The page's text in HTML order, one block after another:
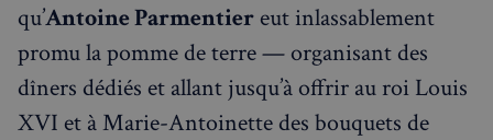
qu’Antoine Parmentier eut inlassablement
promu la pomme de terre — organisant des
dîners dédiés et allant jusqu’à offrir au roi Louis
XVI et à Marie-Antoinette des bouquets de